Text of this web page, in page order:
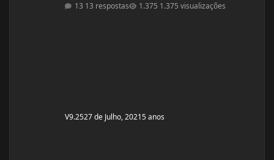
cirurgias: Frequentemente tenho hipoglicemia oque faz
13 respostas 1.375 visualizações
V9.2527 de Julho, 20215 anos